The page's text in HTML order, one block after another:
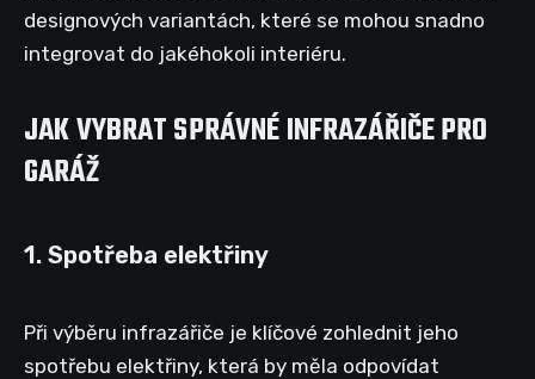
designových variantách, které se mohou snadno
integrovat do jakéhokoli interiéru.
JAK VYBRAT SPRÁVNÉ INFRAZÁŘIČE PRO
GARÁŽ
1. Spotřeba elektřiny
Při výběru infrazářiče je klíčové zohlednit jeho
spotřebu elektřiny, která by měla odpovídat